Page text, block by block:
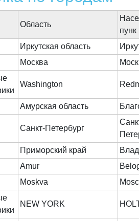
Область
пунк
Иркутская область
Москва
Washington
Амурская область
Санкт-Петербург
Приморский край
Amur
Moskva
NEW YORK